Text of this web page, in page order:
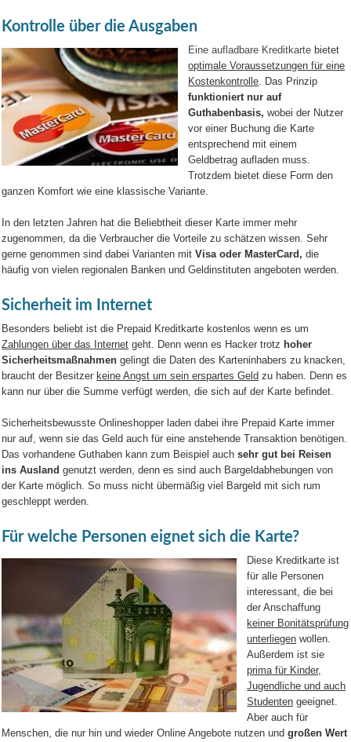
Kontrolle über die Ausgaben
Eine aufladbare Kreditkarte bietet
optimale Voraussetzungen für eine
Kostenkontrolle. Das Prinzip
funktioniert nur auf
Guthabenbasis, wobei der Nutzer
vor einer Buchung die Karte
entsprechend mit einem
Geldbetrag aufladen muss.
Trotzdem bietet diese Form den
ganzen Komfort wie eine klassische Variante.
In den letzten Jahren hat die Beliebtheit dieser Karte immer mehr
zugenommen, da die Verbraucher die Vorteile zu schätzen wissen. Sehr
gerne genommen sind dabei Varianten mit Visa oder MasterCard, die
häufig von vielen regionalen Banken und Geldinstituten angeboten werden.
Sicherheit im Internet
Besonders beliebt ist die Prepaid Kreditkarte kostenlos wenn es um
Zahlungen über das Internet geht. Denn wenn es Hacker trotz hoher
Sicherheitsmaßnahmen gelingt die Daten des Karteninhabers zu knacken,
braucht der Besitzer keine Angst um sein erspartes Geld zu haben. Denn es
kann nur über die Summe verfügt werden, die sich auf der Karte befindet.
Sicherheitsbewusste Onlineshopper laden dabei ihre Prepaid Karte immer
nur auf, wenn sie das Geld auch für eine anstehende Transaktion benötigen.
Das vorhandene Guthaben kann zum Beispiel auchsehr gut bei Reisen
ins Ausland genutzt werden, denn es sind auch Bargeldabhebungen von
der Karte möglich. So muss nicht übermäßig viel Bargeld mit sich rum
geschleppt werden.
Für welche Personen eignet sich die Karte?
Diese Kreditkarte ist
für alle Personen
interessant, die bei
der Anschaffung
keiner Bonitätsprüfung
unterliegen wollen.
Außerdem ist sie
prima für Kinder,
Jugendliche und auch
Studenten geeignet.
Aber auch für
Menschen, die nur hin und wieder Online Angebote nutzen undgroßen Wert